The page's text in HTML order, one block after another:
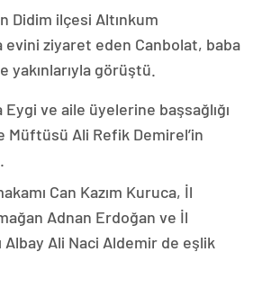
Didim ilçesi Altınkum
evini ziyaret eden Canbolat, baba
yakınlarıyla görüştü.
Eygi ve aile üyelerine başsağlığı
Ali Refik Demirel’in
Can Kazım Kuruca, İl
Adnan Erdoğan ve İl
Ali Naci Aldemir de eşlik